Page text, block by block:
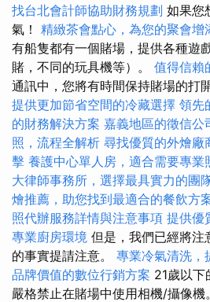
找台北會計師協助財務規劃 如果您
氣！ 精緻茶會點心，為您的聚會增
有船隻都有一個賭場，提供各種遊
賭，不同的玩具機等）。 值得信賴
通訊中，您將有時間保持賭場的打
提供更加節省空間的冷藏選擇 領先
的財務解決方案 嘉義地區的徵信公
照，流程全解析 尋找優質的外燴廠
擊 養護中心單人房，適合需要專業
大律師事務所，選擇最具實力的團
燴推薦，助您找到最適合的餐飲方
照代辦服務詳情與注意事項 提供優
專業廚房環境 但是，我們已經將注
的事實提請注意。 專業冷氣清洗，
品牌價值的數位行銷方案 21歲以下
嚴格禁止在賭場中使用相機/攝像機